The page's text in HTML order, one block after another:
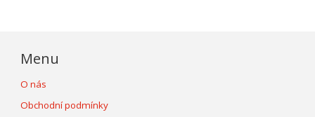
Menu
O nás
Obchodní podmínky